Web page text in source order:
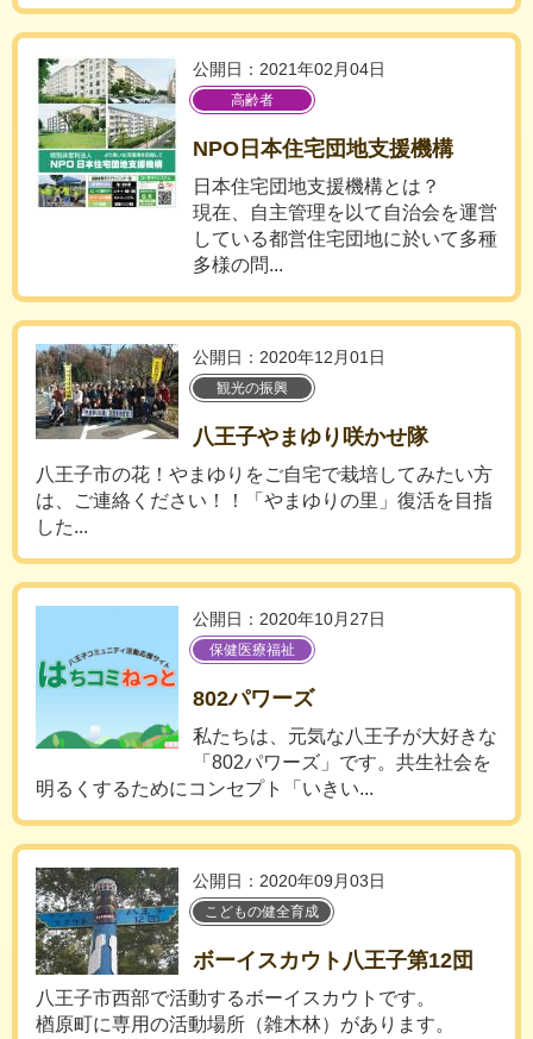
公開日：2021年02月04日
高齢者
NPO日本住宅団地支援機構
日本住宅団地支援機構とは？
現在、自主管理を以て自治会を運営
している都営住宅団地に於いて多種
多様の問...
公開日：2020年12月01日
観光の振興
八王子やまゆり咲かせ隊
八王子市の花！やまゆりをご自宅で栽培してみたい方
は、ご連絡ください！！「やまゆりの里」復活を目指
した...
公開日：2020年10月27日
保健医療福祉
802パワーズ
私たちは、元気な八王子が大好きな
「802パワーズ」です。共生社会を
明るくするためにコンセプト「いきい...
公開日：2020年09月03日
こどもの健全育成
ボーイスカウト八王子第12団
八王子市西部で活動するボーイスカウトです。
楢原町に専用の活動場所（雑木林）があります。